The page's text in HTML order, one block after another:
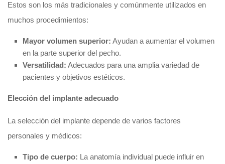
Estos son los más tradicionales y comúnmente utilizados en
muchos procedimientos:
Mayor volumen superior: Ayudan a aumentar el volumen
en la parte superior del pecho.
Versatilidad: Adecuados para una amplia variedad de
pacientes y objetivos estéticos.
Elección del implante adecuado
La selección del implante depende de varios factores
personales y médicos:
Tipo de cuerpo: La anatomía individual puede influir en